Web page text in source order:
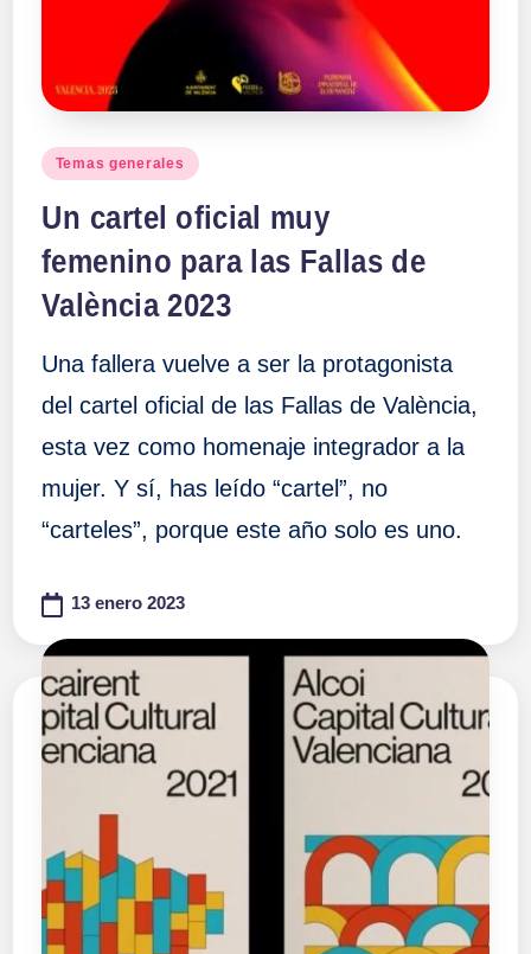
Publicado
Temas generales
Un cartel oficial muy
femenino para las Fallas de
València 2023
Una fallera vuelve a ser la protagonista
del cartel oficial de las Fallas de València,
esta vez como homenaje integrador a la
mujer. Y sí, has leído “cartel”, no
“carteles”, porque este año solo es uno.
13 enero 2023